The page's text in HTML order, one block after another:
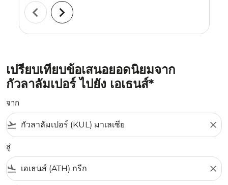
chevron_left chevron_right
เปรียบเทียบข้อเสนอยอดนิยมจาก
กัวลาลัมเปอร์ ไปยัง เอเธนส์*
จาก
flight_takeoff close
สู่
flight_land close